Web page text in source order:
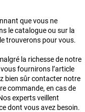
que vous ne
le catalogue ou sur la
trouverons pour vous.
la richesse de notre
fournirons l’article
bien sûr contacter notre
commande, en cas de
experts veillent
dont vous avez besoin.